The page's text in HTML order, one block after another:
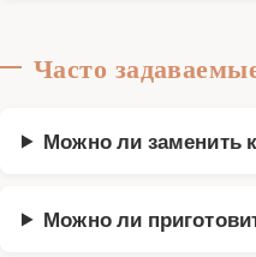
Часто
Можно ли заменить
Можно ли